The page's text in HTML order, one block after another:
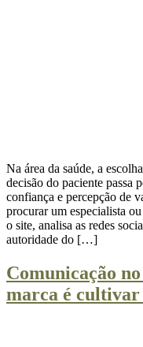
Na área da saúde, a
decisão do paciente passa
confiança e percepção de
procurar um especialista
o site, analisa as redes
autoridade do […]
Comunicação
marca é cultivar